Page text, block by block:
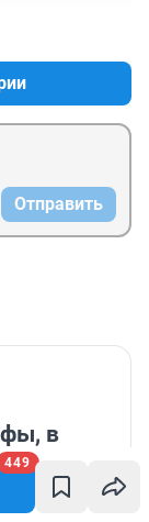
449
Отправить
в